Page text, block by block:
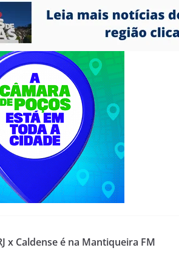
x Caldense é na Mantiqueira FM